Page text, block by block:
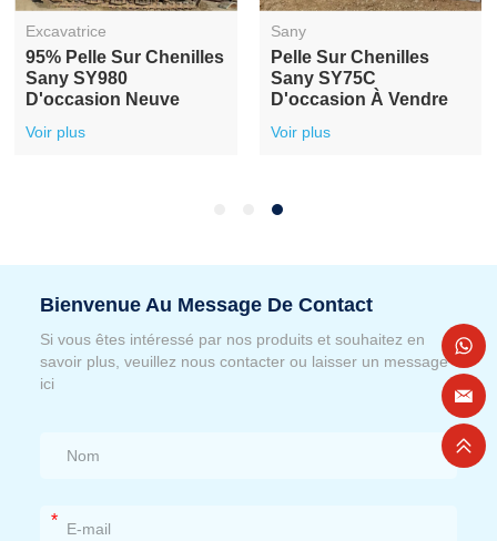
Excavatrice
95% Pelle Sur Chenilles
Sany SY980
D'occasion Neuve
Voir plus
Sany
Pelle Sur Chenilles
Sany SY75C
D'occasion À Vendre
Voir plus
Bienvenue Au Message De Contact
Si vous êtes intéressé par nos produits et souhaitez en
savoir plus, veuillez nous contacter ou laisser un message
ici
*